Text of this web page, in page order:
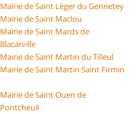
Mairie de Saint Léger du Gennetey
Mairie de Saint Maclou
Mairie de Saint Mards de
Blacarville
Mairie de Saint Martin du Tilleul
Mairie de Saint Martin Saint Firmin
Mairie de Saint Ouen de
Pontcheuil